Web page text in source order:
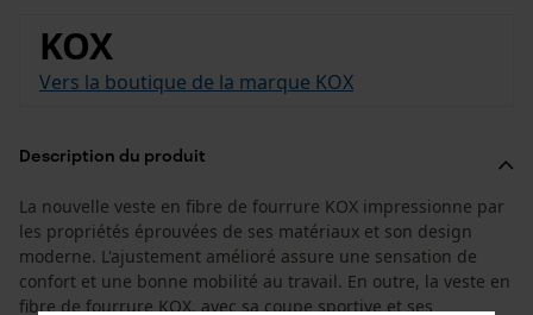
KOX
Vers la boutique de la marque KOX
Description du produit
La nouvelle veste en fibre de fourrure KOX impressionne par
les propriétés éprouvées de ses matériaux et son design
moderne. L'ajustement amélioré assure une sensation de
confort et une bonne mobilité au travail. En outre, la veste en
fibre de fourrure KOX, avec sa coupe sportive et ses